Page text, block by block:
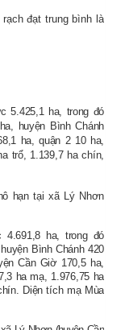
đạt trung bình là
5.425,1 ha, trong đó
huyện Bình Chánh
ha, quận 2 10 ha,
trổ, 1.139,7 ha chín,
hạn tại xã Lý Nhơn
ha, trong đó
Bình Chánh 420
Cần Giờ 170,5 ha,
ha mạ, 1.976,75 ha
Diện tích mạ Mùa